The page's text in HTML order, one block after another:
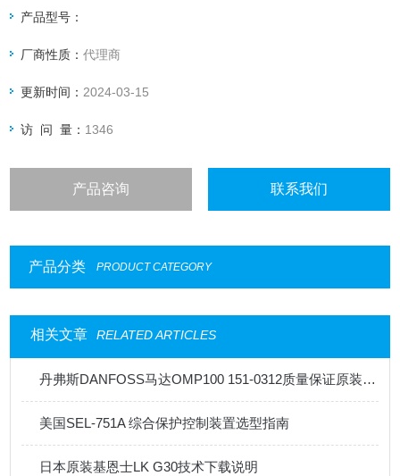
产品型号：
厂商性质：代理商
更新时间： 2024-03-15
访 问 量： 1346
产品咨询 联系我们
产品分类 PRODUCT CATEGORY
相关文章 RELATED ARTICLES
丹弗斯DANFOSS马达OMP100 151-0312质量保证原装现货供应
美国SEL-751A 综合保护控制装置选型指南
日本原装基恩士LK G30技术下载说明